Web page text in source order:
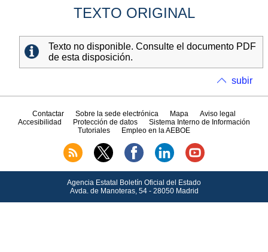
TEXTO ORIGINAL
Texto no disponible. Consulte el documento PDF
de esta disposición.
subir
Contactar Sobre la sede electrónica Mapa
Aviso legal
Accesibilidad
Protección de datos
Sistema Interno de Información
Tutoriales
Empleo en la AEBOE
Agencia Estatal Boletín Oficial del Estado
Avda.de Manoteras, 54 - 28050 Madrid